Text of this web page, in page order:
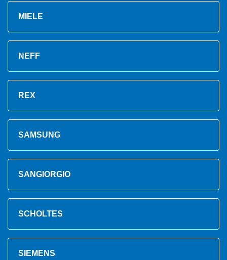
MIELE
NEFF
REX
SAMSUNG
SANGIORGIO
SCHOLTES
SIEMENS